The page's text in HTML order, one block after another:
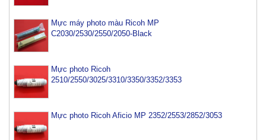
Mực máy photo màu Ricoh MP
C2030/2530/2550/2050-Black
Mực photo Ricoh
2510/2550/3025/3310/3350/3352/3353
Mực photo Ricoh Aficio MP 2352/2553/2852/3053